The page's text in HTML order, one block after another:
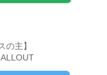
の主】